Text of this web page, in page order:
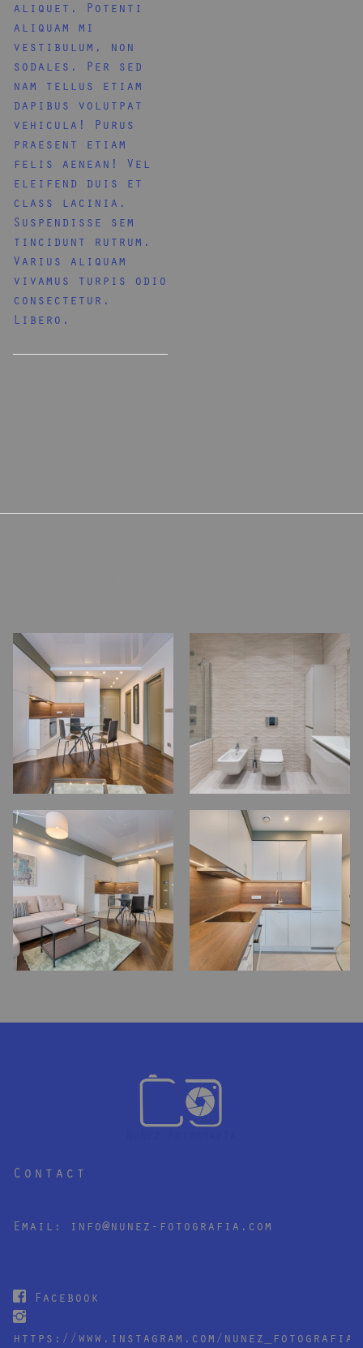
aliquet. Potenti
aliquam mi
vestibulum, non
sodales. Per sed
nam tellus etiam
dapibus volutpat
vehicula! Purus
praesent etiam
felis aenean! Vel
eleifend duis et
class lacinia.
Suspendisse sem
tincidunt rutrum.
Varius aliquam
vivamus turpis odio
consectetur.
Libero.
Contact
Email: info@nunez-fotografia.com
Facebook
https://www.instagram.com/nunez_fotografia/